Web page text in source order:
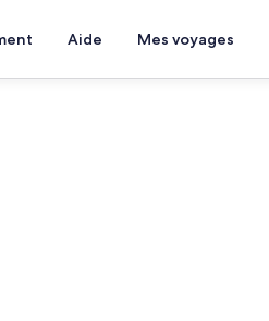
Aide Mes voyages